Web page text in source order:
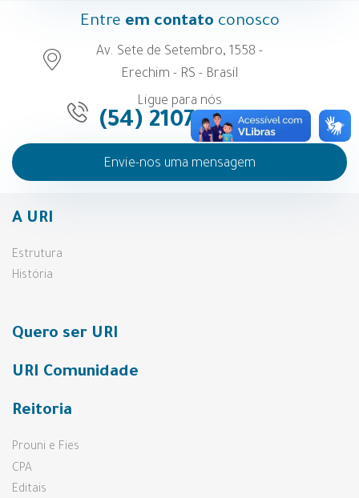
Entre em contato conosco
Av. Sete de Setembro, 1558 -
Erechim - RS - Brasil
Ligue para nós
(54) 2107-1255
Envie-nos uma mensagem
A URI
Estrutura
História
Quero ser URI
URI Comunidade
Reitoria
Prouni e Fies
CPA
Editais